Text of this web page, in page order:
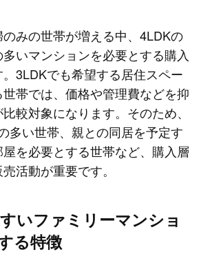
みの世帯が増える中、4LDKの
いマンションを必要とする購入
3LDKでも希望する居住スペー
帯では、価格や管理費などを抑
較対象になります。そのため、
多い世帯、親との同居を予定す
を必要とする世帯など、購入層
活動が重要です。
いファミリーマンショ
る特徴